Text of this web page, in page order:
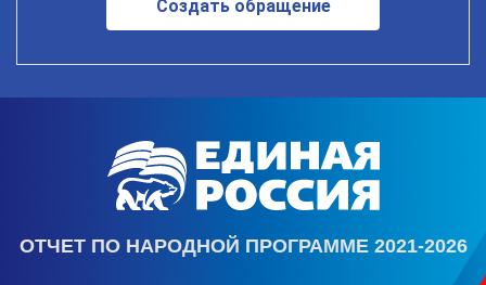
Создать обращение
ОТЧЕТ ПО НАРОДНОЙ ПРОГРАММЕ 2021-2026